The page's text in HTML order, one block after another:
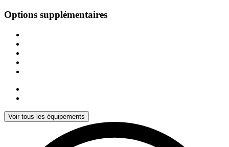
Options supplémentaires
Voir tous les équipements